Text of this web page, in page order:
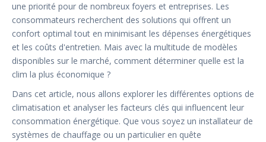
une priorité pour de nombreux foyers et entreprises. Les
consommateurs recherchent des solutions qui offrent un
confort optimal tout en minimisant les dépenses énergétiques
et les coûts d'entretien. Mais avec la multitude de modèles
disponibles sur le marché, comment déterminer quelle est la
clim la plus économique ?
Dans cet article, nous allons explorer les différentes options de
climatisation et analyser les facteurs clés qui influencent leur
consommation énergétique. Que vous soyez un installateur de
systèmes de chauffage ou un particulier en quête